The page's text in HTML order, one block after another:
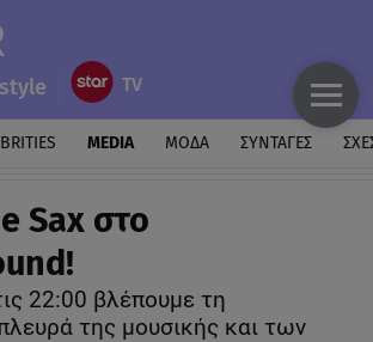
MEDIA ΜΟΔΑ ΣΥΝΤΑΓΕΣ
Sax στο
22:00 βλέπουμε τη
της μουσικής και των